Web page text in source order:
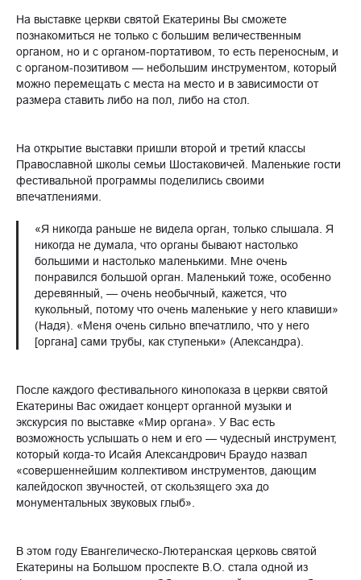
На выставке церкви святой Екатерины Вы сможете
познакомиться не только с большим величественным
органом, но и с органом-портативом, то есть переносным, и
с органом-позитивом — небольшим инструментом, который
можно перемещать с места на место и в зависимости от
размера ставить либо на пол, либо на стол.
На открытие выставки пришли второй и третий классы
Православной школы семьи Шостаковичей. Маленькие гости
фестивальной программы поделились своими
впечатлениями.
«Я никогда раньше не видела орган, только слышала. Я
никогда не думала, что органы бывают настолько
большими и настолько маленькими. Мне очень
понравился большой орган. Маленький тоже, особенно
деревянный, — очень необычный, кажется, что
кукольный, потому что очень маленькие у него клавиши»
(Надя). «Меня очень сильно впечатлило, что у него
[органа] сами трубы, как ступеньки» (Александра).
После каждого фестивального кинопоказа в церкви святой
Екатерины Вас ожидает концерт органной музыки и
экскурсия по выставке «Мир органа». У Вас есть
возможность услышать о нем и его — чудесный инструмент,
который когда-то Исайя Александрович Браудо назвал
«совершеннейшим коллективом инструментов, дающим
калейдоскоп звучностей, от скользящего эха до
монументальных звуковых глыб».
В этом году Евангелическо-Лютеранская церковь святой
Екатерины на Большом проспекте В.О. стала одной из